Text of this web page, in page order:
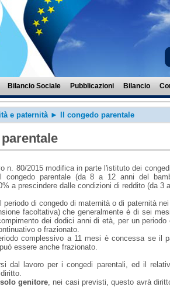
Bilancio Sociale Pubblicazioni Bilancio
e paternità► Il congedo parentale
n. 80/2015 modifica in parte l'istituto dei
congedo parentale (da 8 a 12 anni del
a prescindere dalle condizioni di reddito (da 3
periodo di congedo di maternità o di paternità
facoltativa) che generalmente è di sei
dei dodici anni di età, per un
o frazionato.
complessivo a 11 mesi è concessa se il
essere anche frazionato.
dal lavoro per i congedi parentali, ed il
solo genitore, nei casi previsti, questo avrà